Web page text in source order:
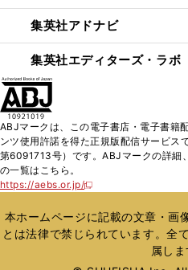
集英社アドナビ
集英社エディターズ・ラボ
ABJマークは、この電子書店・電子書籍
ンツ使用許諾を得た正規版配信サービス
第6091713号）です。ABJマークの詳細
の一覧はこちら。
https://aebs.or.jp/
新
い
ウ
ィ
本ホームページに記載の文章・画
とは法律で禁じられています。全
属しま